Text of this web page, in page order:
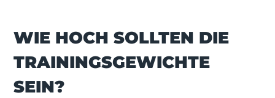
WIE HOCH SOLLTEN DIE
TRAININGSGEWICHTE
SEIN?